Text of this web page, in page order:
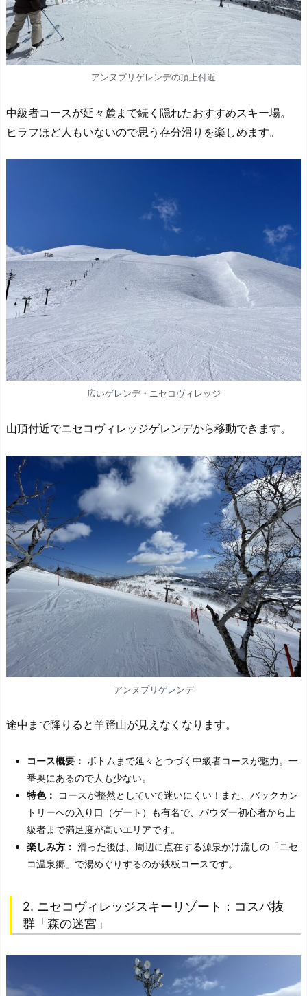
アンヌプリゲレンデの頂上付近
中級者コースが延々麓まで続く隠れたおすすめスキー場。
ヒラフほど人もいないので思う存分滑りを楽しめます。
広いゲレンデ・ニセコヴィレッジ
山頂付近でニセコヴィレッジゲレンデから移動できます。
アンヌプリゲレンデ
途中まで降りると羊蹄山が見えなくなります。
コース概要： ボトムまで延々とつづく中級者コースが魅力。一
番奥にあるので人も少ない。
特色：
コースが整然としていて迷いにくい！また、バックカン
トリーへの入り口（ゲート）も有名で、パウダー初心者から上
級者まで満足度が高いエリアです。
楽しみ方： 滑った後は、周辺に点在する源泉かけ流しの「ニセ
コ温泉郷」で湯めぐりするのが鉄板コースです。
2. ニセコヴィレッジスキーリゾート：コスパ抜
群「森の迷宮」